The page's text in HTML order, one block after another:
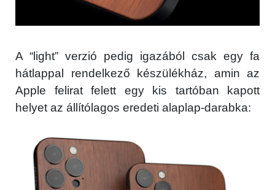
A “light” verzió pedig igazából csak egy fa
hátlappal rendelkező készülékház, amin az
Apple felirat felett egy kis tartóban kapott
helyet az állítólagos eredeti alaplap-darabka: